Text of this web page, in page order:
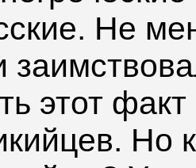
Не
этот
Но